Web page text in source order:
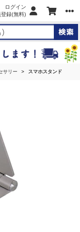
ログイン
録(無料)
サリー スマホスタンド